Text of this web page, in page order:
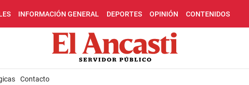
INFORMACIÓN GENERAL DEPORTES OPINIÓN CONTENIDOS
Contacto